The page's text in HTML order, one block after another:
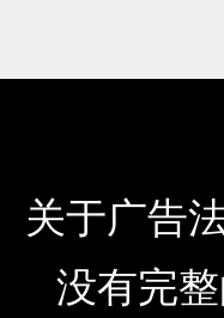
关于广告
没有完